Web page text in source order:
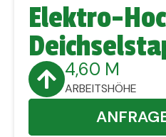
Elektro-
4,60 M
ARBEITSHÖHE